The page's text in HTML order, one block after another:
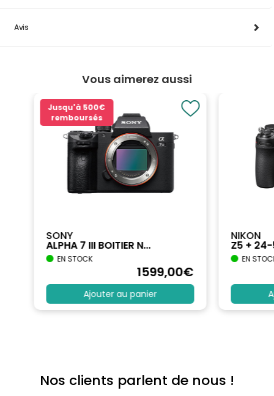
Avis
Vous aimerez aussi
Jusqu'à 500€
remboursés
SONY
ALPHA 7 III BOITIER N...
EN STOCK
1599,00€
Ajouter au panier
NIKON
Z5 +
EN
Nos clients parlent de nous !